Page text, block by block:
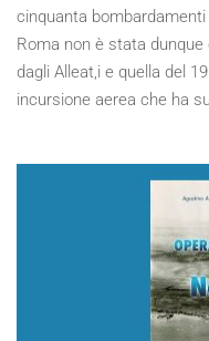
cinquanta
Roma non è stata
dagli Alleat,i e quella del
incursione aerea che ha